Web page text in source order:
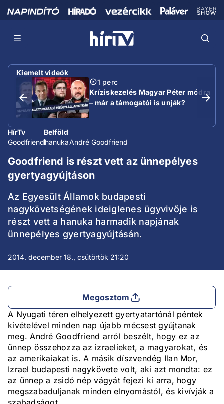
Kiemelt videók
1 perc
Kríziskezelés Magyar Péter módra
– már a támogatói is unják?
HírTv
Belföld
GoodfriendhanukaAndré Goodfriend
Goodfriend is részt vett az ünnepélyes
gyertyagyújtáson
Az Egyesült Államok budapesti
nagykövetségének ideiglenes ügyvivője is
részt vett a hanuka harmadik napjának
ünnepélyes gyertyagyújtásán.
2014. december 18., csütörtök 21:20
Megosztom
A Nyugati téren elhelyezett gyertyatartónál péntek
kivételével minden nap újabb mécsest gyújtanak
meg. André Goodfriend arról beszélt, hogy ez az
ünnep összehozza az izraelieket, a magyarokat, és
az amerikaiakat is. A másik díszvendég Ilan Mor,
Izrael budapesti nagykövete volt, aki azt mondta: ez
az ünnep a zsidó nép vágyát fejezi ki arra, hogy
megszabaduljanak minden elnyomástól, és kivívják a